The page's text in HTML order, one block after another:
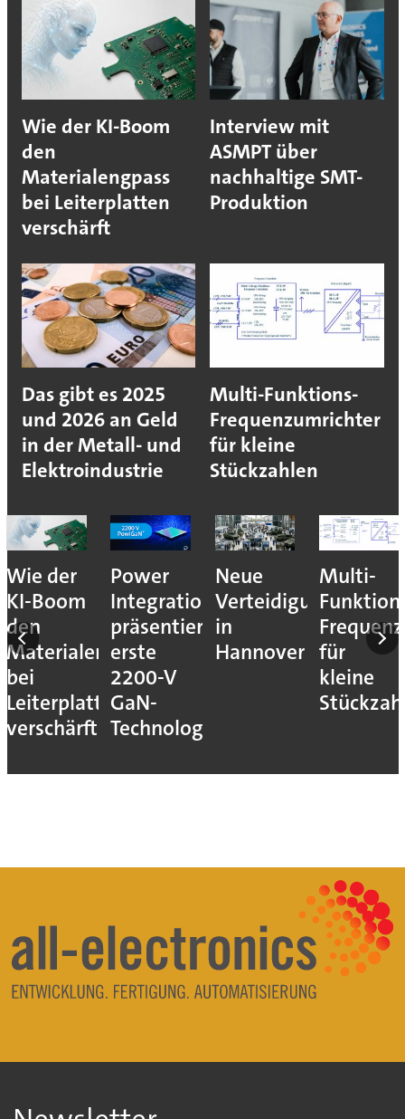
Wie der KI-Boom
den
Materialengpass
bei Leiterplatten
verschärft
Interview mit
ASMPT über
nachhaltige SMT-
Produktion
Das gibt es 2025
und 2026 an Geld
in der Metall- und
Elektroindustrie
Multi-Funktions-
Frequenzumrichter
für kleine
Stückzahlen
Wie der
KI-Boom
den
Materialengpass
bei
Leiterplatten
verschärft
Power
Integrations
präsentiert
erste
2200-V
GaN-
Technologie
Neue
Verteidigungsmesse
in
Hannover
Multi-
für
kleine